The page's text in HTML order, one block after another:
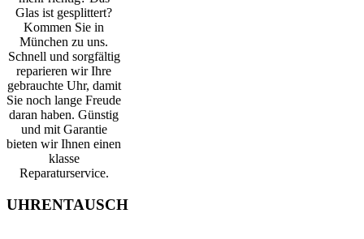
Glas ist gesplittert?
Kommen Sie in
München zu uns.
Schnell und sorgfältig
reparieren wir Ihre
gebrauchte Uhr, damit
Sie noch lange Freude
daran haben. Günstig
und mit Garantie
bieten wir Ihnen einen
klasse
Reparaturservice.
UHRENTAUSCH